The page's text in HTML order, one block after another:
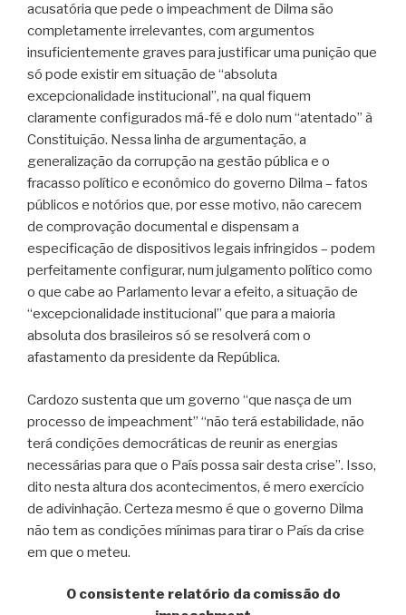
acusatória que pede o impeachment de Dilma são
completamente irrelevantes, com argumentos
insuficientemente graves para justificar uma punição que
só pode existir em situação de “absoluta
excepcionalidade institucional”, na qual fiquem
claramente configurados má-fé e dolo num “atentado” à
Constituição. Nessa linha de argumentação, a
generalização da corrupção na gestão pública e o
fracasso político e econômico do governo Dilma – fatos
públicos e notórios que, por esse motivo, não carecem
de comprovação documental e dispensam a
especificação de dispositivos legais infringidos – podem
perfeitamente configurar, num julgamento político como
o que cabe ao Parlamento levar a efeito, a situação de
“excepcionalidade institucional” que para a maioria
absoluta dos brasileiros só se resolverá com o
afastamento da presidente da República.
Cardozo sustenta que um governo “que nasça de um
processo de impeachment” “não terá estabilidade, não
terá condições democráticas de reunir as energias
necessárias para que o País possa sair desta crise”. Isso,
dito nesta altura dos acontecimentos, é mero exercício
de adivinhação. Certeza mesmo é que o governo Dilma
não tem as condições mínimas para tirar o País da crise
em que o meteu.
O consistente relatório da comissão do